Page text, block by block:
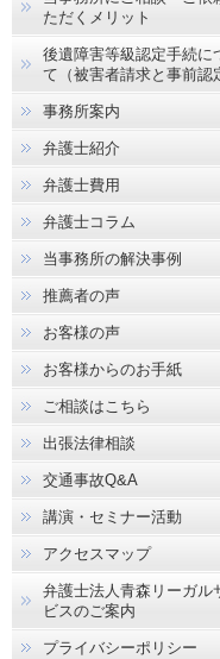
ただくメリット
後遺障害等級認定手続に
て（被害者請求と事前認
事務所案内
弁護士紹介
弁護士費用
弁護士コラム
当事務所の解決事例
推薦者の声
お客様の声
お客様からのお手紙
ご相談はこちら
出張法律相談
交通事故Q&A
講演・セミナー活動
アクセスマップ
弁護士法人青森リーガル
ビスのご案内
プライバシーポリシー